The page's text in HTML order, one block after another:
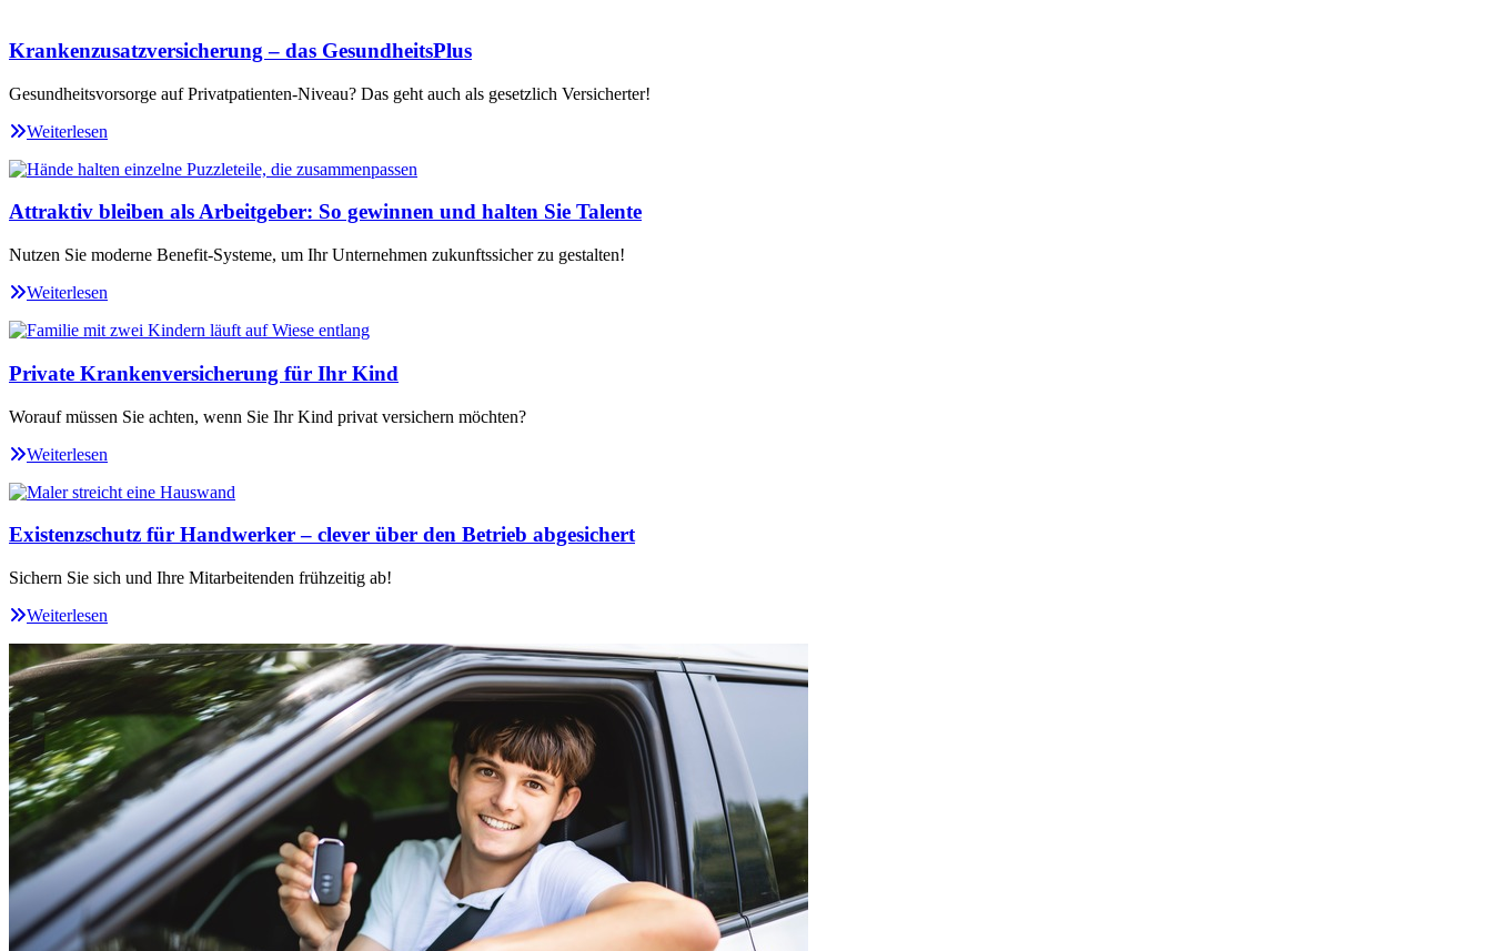
Krankenzusatzversicherung – das GesundheitsPlus
Gesundheitsvorsorge auf Privatpatienten-Niveau? Das geht auch als gesetzlich Versicherter!
Weiterlesen
Attraktiv bleiben als Arbeitgeber: So gewinnen und halten Sie Talente
Nutzen Sie moderne Benefit-Systeme, um Ihr Unternehmen zukunftssicher zu gestalten!
Weiterlesen
Private Krankenversicherung für Ihr Kind
Worauf müssen Sie achten, wenn Sie Ihr Kind privat versichern möchten?
Weiterlesen
Existenzschutz für Handwerker – clever über den Betrieb abgesichert
Sichern Sie sich und Ihre Mitarbeitenden frühzeitig ab!
Weiterlesen